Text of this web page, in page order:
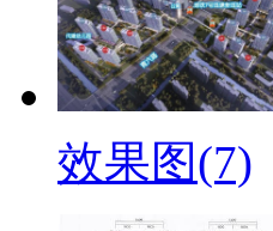
效果图(7)